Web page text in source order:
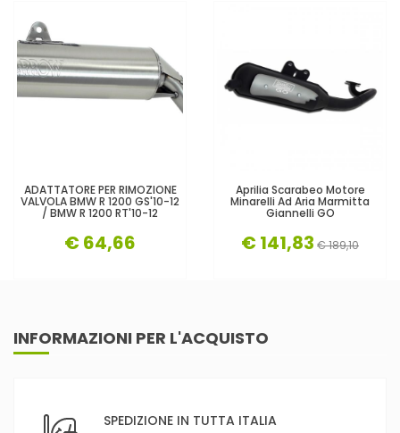
ADATTATORE PER RIMOZIONE
VALVOLA BMW R 1200 GS'10-12
/ BMW R 1200 RT'10-12
€ 64,66
Aprilia Scarabeo Motore
Minarelli Ad Aria Marmitta
Giannelli GO
€ 141,83 € 189,10
INFORMAZIONI PER L'ACQUISTO
SPEDIZIONE IN TUTTA ITALIA